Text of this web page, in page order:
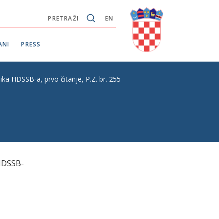
EN
PRETRAŽI
PRESS
HDSSB-a, prvo čitanje, P.Z. br. 255